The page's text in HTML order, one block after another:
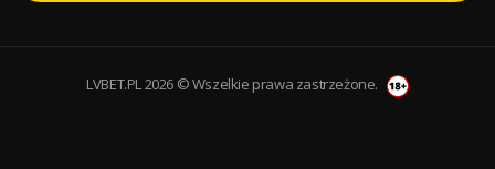
LVBET.PL 2026 © Wszelkie prawa zastrzeżone.